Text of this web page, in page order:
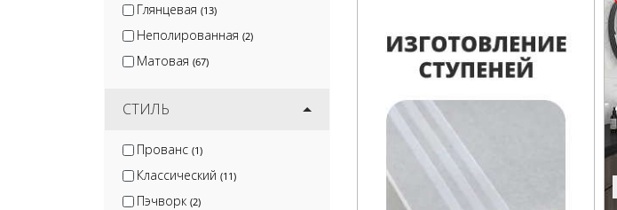
Глянцевая (13)
Неполированная (2)
Матовая (67)
СТИЛЬ
Прованс (1)
Классический (11)
Пэчворк (2)